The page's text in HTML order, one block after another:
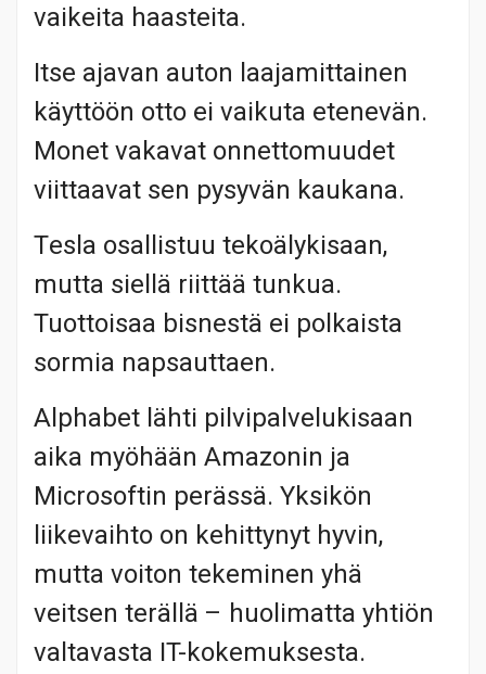
vaikeita haasteita.
Itse ajavan auton laajamittainen
käyttöön otto ei vaikuta etenevän.
Monet vakavat onnettomuudet
viittaavat sen pysyvän kaukana.
Tesla osallistuu tekoälykisaan,
mutta siellä riittää tunkua.
Tuottoisaa bisnestä ei polkaista
sormia napsauttaen.
Alphabet lähti pilvipalvelukisaan
aika myöhään Amazonin ja
Microsoftin perässä. Yksikön
liikevaihto on kehittynyt hyvin,
mutta voiton tekeminen yhä
veitsen terällä – huolimatta yhtiön
valtavasta IT-kokemuksesta.